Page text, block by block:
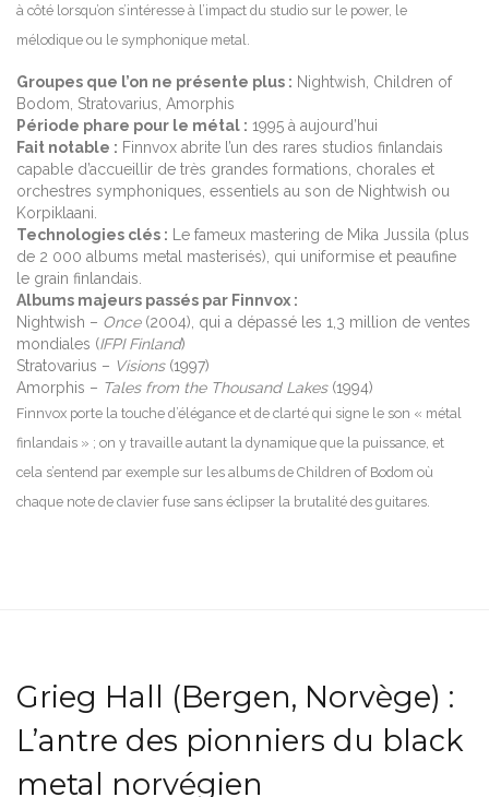
à côté lorsqu’on s’intéresse à l’impact du studio sur le power, le
mélodique ou le symphonique metal.
Groupes que l’on ne présente plus : Nightwish, Children of
Bodom, Stratovarius, Amorphis
Période phare pour le métal : 1995 à aujourd’hui
Fait notable : Finnvox abrite l’un des rares studios finlandais
capable d’accueillir de très grandes formations, chorales et
orchestres symphoniques, essentiels au son de Nightwish ou
Korpiklaani.
Technologies clés : Le fameux mastering de Mika Jussila (plus
de 2 000 albums metal masterisés), qui uniformise et peaufine
le grain finlandais.
Albums majeurs passés par Finnvox :
Nightwish – Once(2004), qui a dépassé les 1,3 million de ventes
mondiales (IFPI Finland)
Stratovarius – Visions(1997)
Amorphis – Tales from the Thousand Lakes(1994)
Finnvox porte la touche d’élégance et de clarté qui signe le son « métal
finlandais » ; on y travaille autant la dynamique que la puissance, et
cela s’entend par exemple sur les albums de Children of Bodom où
chaque note de clavier fuse sans éclipser la brutalité des guitares.
Grieg Hall (Bergen, Norvège) :
L’antre des pionniers du black
metal norvégien